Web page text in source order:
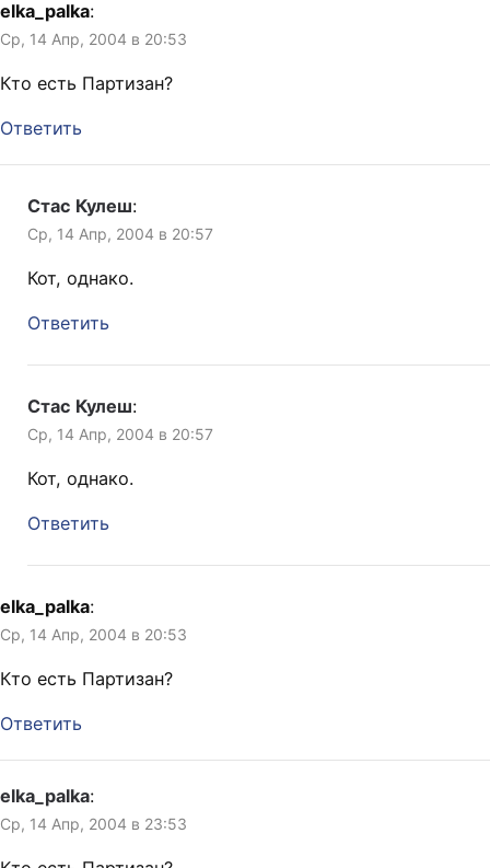
elka_palka:
Ср, 14 Апр, 2004 в 20:53
Кто есть Партизан?
Ответить
Стас Кулеш:
Ср, 14 Апр, 2004 в 20:57
Кот, однако.
Ответить
Стас Кулеш:
Ср, 14 Апр, 2004 в 20:57
Кот, однако.
Ответить
elka_palka:
Ср, 14 Апр, 2004 в 20:53
Кто есть Партизан?
Ответить
elka_palka:
Ср, 14 Апр, 2004 в 23:53